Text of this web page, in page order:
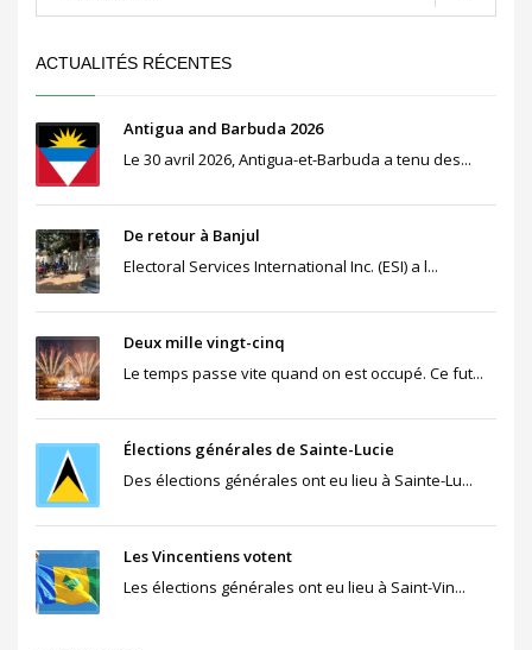
ACTUALITÉS RÉCENTES
Antigua and Barbuda 2026
Le 30 avril 2026, Antigua-et-Barbuda a tenu des...
De retour à Banjul
Electoral Services International Inc. (ESI) a l...
Deux mille vingt-cinq
Le temps passe vite quand on est occupé. Ce fut...
Élections générales de Sainte-Lucie
Des élections générales ont eu lieu à Sainte-Lu...
Les Vincentiens votent
Les élections générales ont eu lieu à Saint-Vin...